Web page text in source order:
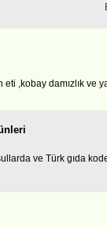
eti ,kobay damızlık ve
ve Türk gıda